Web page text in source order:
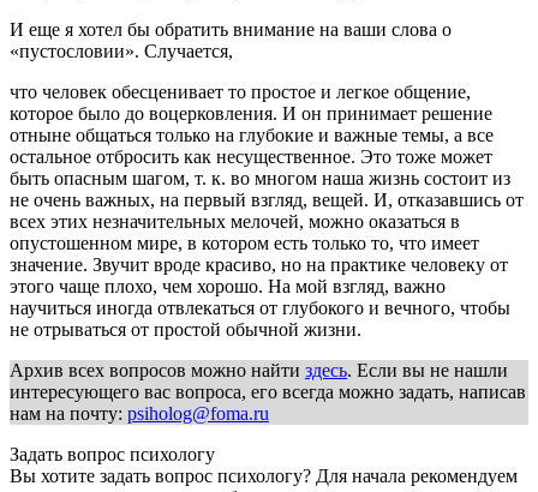
И еще я хотел бы обратить внимание на ваши слова о
«пустословии». Случается,
что человек обесценивает то простое и легкое общение,
которое было до воцерковления. И он принимает решение
отныне общаться только на глубокие и важные темы, а все
остальное отбросить как несущественное. Это тоже может
быть опасным шагом, т. к. во многом наша жизнь состоит из
не очень важных, на первый взгляд, вещей. И, отказавшись от
всех этих незначительных мелочей, можно оказаться в
опустошенном мире, в котором есть только то, что имеет
значение. Звучит вроде красиво, но на практике человеку от
этого чаще плохо, чем хорошо. На мой взгляд, важно
научиться иногда отвлекаться от глубокого и вечного, чтобы
не отрываться от простой обычной жизни.
Архив всех вопросов можно найти здесь. Если вы не нашли
интересующего вас вопроса, его всегда можно задать, написав
нам на почту: psiholog@foma.ru
Задать вопрос психологу
Вы хотите задать вопрос психологу? Для начала рекомендуем